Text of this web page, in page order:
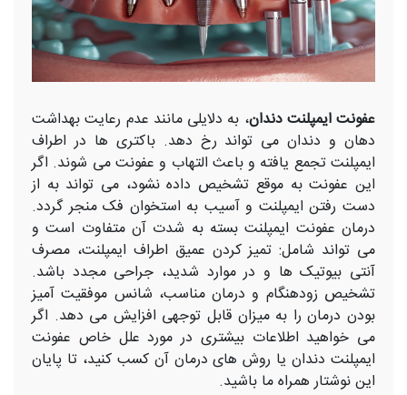
عفونت ایمپلنت دندان، به دلایلی مانند عدم رعایت بهداشت
دهان و دندان می تواند رخ دهد. باکتری ها در اطراف
ایمپلنت تجمع یافته و باعث التهاب و عفونت می شوند. اگر
این عفونت به موقع تشخیص داده نشود، می تواند به از
دست رفتن ایمپلنت و آسیب به استخوان فک منجر گردد.
درمان عفونت ایمپلنت بسته به شدت آن متفاوت است و
می تواند شامل: تمیز کردن عمیق اطراف ایمپلنت، مصرف
آنتی‌ بیوتیک ‌ها و در موارد شدید، جراحی مجدد باشد.
تشخیص زودهنگام و درمان مناسب، شانس موفقیت آمیز
بودن درمان را به میزان قابل توجهی افزایش می ‌دهد. اگر
می‌ خواهید اطلاعات بیشتری در مورد علل خاص عفونت
ایمپلنت دندان یا روش‌ های درمان آن کسب کنید، تا پایان
این نوشتار همراه ما باشید.